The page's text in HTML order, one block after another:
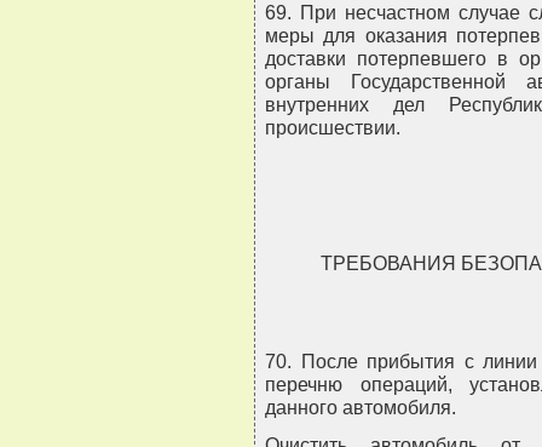
69. При несчастном случае
меры для оказания
доставки потерпевшего в
органы Государственной
внутренних дел
происшествии.
ТРЕБОВАНИЯ
70. После прибытия с линии
перечню операций,
данного автомобиля.